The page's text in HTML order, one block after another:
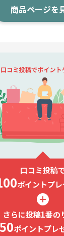
商品ページを
口コミ投稿
ポイントプ
さらに投稿1番の
50ポイントプレ